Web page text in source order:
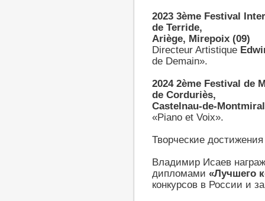
2023 3ème Festival
de Terride,
Ariège, Mirepoix (09)
Directeur Artistique
de Demain».
2024 2ème Festival de
de Corduriès,
Castelnau-de-
«Piano et Voix».
Творческие
Владимир Исаев
дипломами «Лучшего
конкурсов в России и